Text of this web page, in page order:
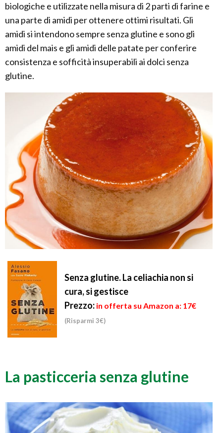
biologiche e utilizzate nella misura di 2 parti di farine e
una parte di amidi per ottenere ottimi risultati. Gli
amidi si intendono sempre senza glutine e sono gli
amidi del mais e gli amidi delle patate per conferire
consistenza e sofficità insuperabili ai dolci senza
glutine.
Senza glutine. La celiachia non si
cura, si gestisce
Prezzo: in offerta su Amazon a: 17€
(Risparmi 3€)
La pasticceria senza glutine